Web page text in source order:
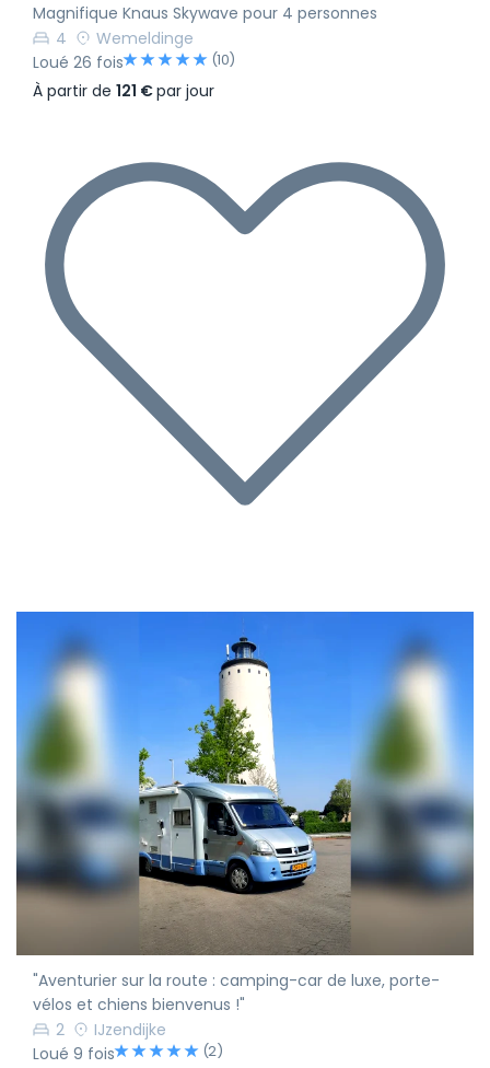
Magnifique Knaus Skywave pour 4 personnes
4
Wemeldinge
Loué 26 fois
(10)
À partir de 121 €par jour
"Aventurier sur la route : camping-car de luxe, porte-
vélos et chiens bienvenus !"
2
IJzendijke
Loué 9 fois
(2)